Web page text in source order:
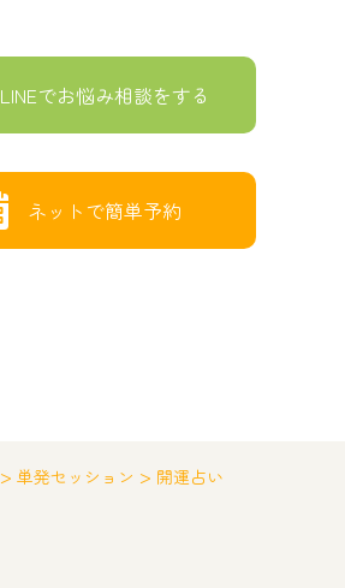
LINEでお悩み相談をする
ネットで簡単予約
> 単発セッション > 開運占い